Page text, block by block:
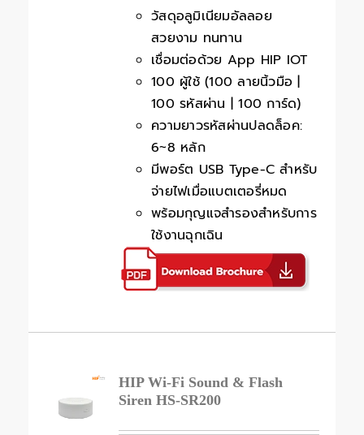
วัสดุอลูมิเนียมอัลลอย
สวยงาม ทนทาน
เชื่อมต่อด้วย App HIP IOT
100 ผู้ใช้ (100 ลายนิ้วมือ |
100 รหัสผ่าน | 100 การ์ด)
ความยาวรหัสผ่านปลดล็อค:
6~8 หลัก
มีพอร์ต USB Type-C สำหรับ
จ่ายไฟเมื่อแบตเตอรี่หมด
พร้อมกุญแจสำรองสำหรับการ
ใช้งานฉุกเฉิน
HIP Wi-Fi Sound & Flash
Siren HS-SR200